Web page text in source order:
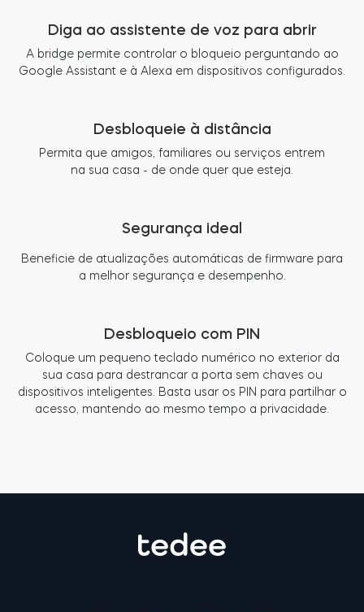
Diga ao assistente de voz para abrir
A bridge permite controlar o bloqueio perguntando ao
Google Assistant e à Alexa em dispositivos configurados.
Desbloqueie à distância
Permita que amigos, familiares ou serviços entrem
na sua casa - de onde quer que esteja.
Segurança ideal
Beneficie de atualizações automáticas de firmware para
a melhor segurança e desempenho.
Desbloqueio com PIN
Coloque um pequeno teclado numérico no exterior da
sua casa para destrancar a porta sem chaves ou
dispositivos inteligentes. Basta usar os PIN para partilhar o
acesso, mantendo ao mesmo tempo a privacidade.